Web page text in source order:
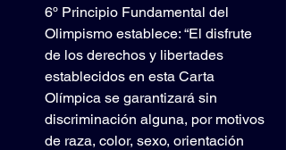
6º Principio Fundamental del
Olimpismo establece: “El disfrute
de los derechos y libertades
establecidos en esta Carta
Olímpica se garantizará sin
discriminación alguna, por motivos
de raza, color, sexo, orientación